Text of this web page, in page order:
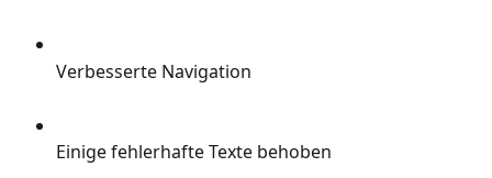
Verbesserte Navigation
Einige fehlerhafte Texte behoben